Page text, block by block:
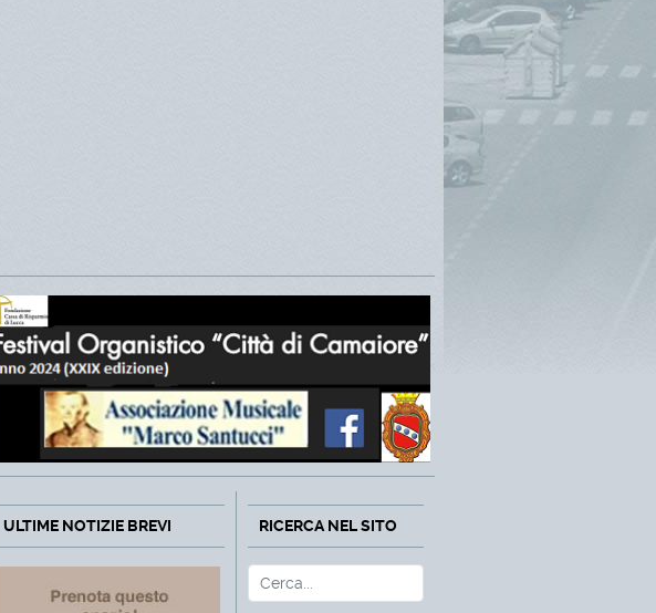
ULTIME NOTIZIE BREVI RICERCA NEL SITO
Cerca Type 2 or more characters